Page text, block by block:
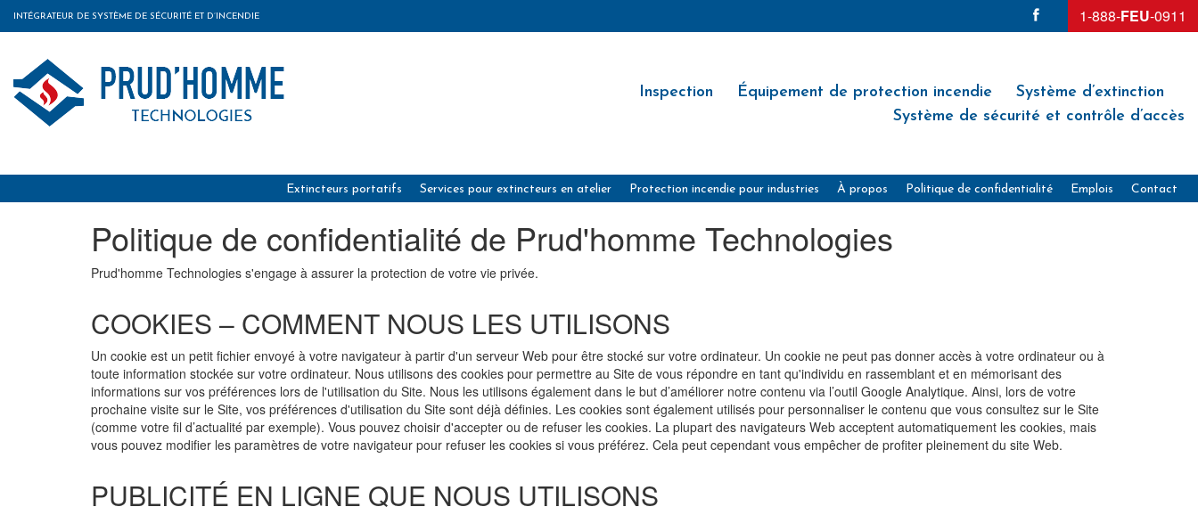
INTÉGRATEUR DE SYSTÈME DE SÉCURITÉ ET D’INCENDIE 1-888-FEU-0911
Inspection Équipement de protection incendie
Système d’extinction
Système de sécurité et contrôle d’accès
Extincteurs portatifs Services pour extincteurs en atelier Protection incendie pour industries À propos Politique de confidentialité Emplois Contact
Politique de confidentialité de Prud'homme Technologies
Prud'homme Technologies s'engage à assurer la protection de votre vie privée.
COOKIES – COMMENT NOUS LES UTILISONS
Un cookie est un petit fichier envoyé à votre navigateur à partir d'un serveur Web pour être stocké sur votre ordinateur. Un cookie ne peut pas donner accès à votre ordinateur ou à
toute information stockée sur votre ordinateur. Nous utilisons des cookies pour permettre au Site de vous répondre en tant qu'individu en rassemblant et en mémorisant des
informations sur vos préférences lors de l'utilisation du Site. Nous les utilisons également dans le but d’améliorer notre contenu via l’outil Google Analytique. Ainsi, lors de votre
prochaine visite sur le Site, vos préférences d'utilisation du Site sont déjà définies. Les cookies sont également utilisés pour personnaliser le contenu que vous consultez sur le Site
(comme votre fil d’actualité par exemple). Vous pouvez choisir d'accepter ou de refuser les cookies. La plupart des navigateurs Web acceptent automatiquement les cookies, mais
vous pouvez modifier les paramètres de votre navigateur pour refuser les cookies si vous préférez. Cela peut cependant vous empêcher de profiter pleinement du site Web.
PUBLICITÉ EN LIGNE QUE NOUS UTILISONS